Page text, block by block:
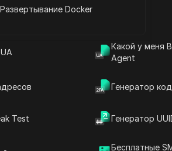
Какой у меня
Agent
Генератор
Test Генератор
Бесплатные
Развертывание Docker
Китай